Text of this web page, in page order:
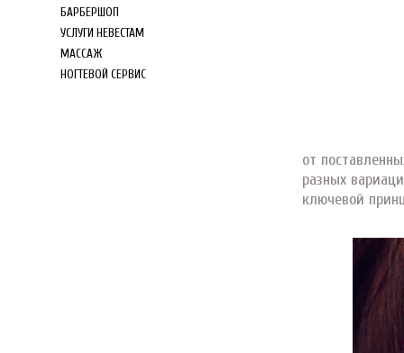
БАРБЕРШОП
УСЛУГИ НЕВЕСТАМ
МАССАЖ
НОГТЕВОЙ СЕРВИС
от
разных
ключевой